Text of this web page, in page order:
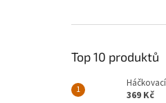
Top 10 produktů
369 Kč